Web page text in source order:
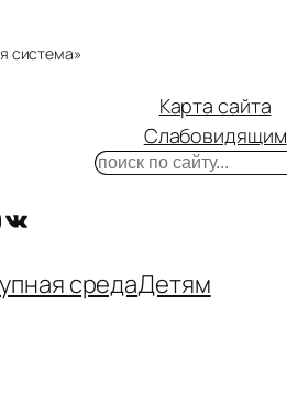
система»
ВКонтакте
Карта сайта
Слабовидящим
Поиск
средаДетям